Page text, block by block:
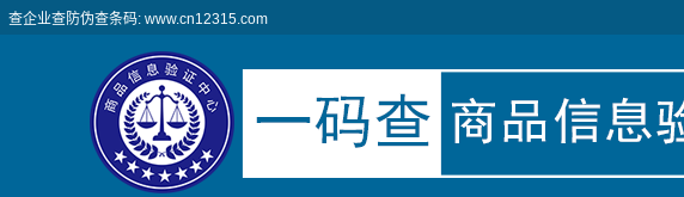
查企业查防伪查条码: www.cn12315.com